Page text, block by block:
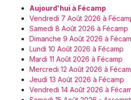
Aujourd'hui à Fécamp
Vendredi 7 Août 2026 à
Samedi 8 Août 2026 à Fécamp
Dimanche 9 Août 2026 à
Lundi 10 Août 2026 à Fécamp
Mardi 11 Août 2026 à Fécamp
Mercredi 12 Août 2026 à
Jeudi 13 Août 2026 à Fécamp
Vendredi 14 Août 2026 à